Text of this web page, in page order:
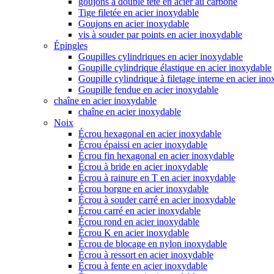
Tige filetée en acier inoxydable
Goujons en acier inoxydable
vis à souder par points en acier inoxydable
Épingles
Goupilles cylindriques en acier inoxydable
Goupille cylindrique élastique en acier inoxydable
Goupille cylindrique à filetage interne en acier
Goupille fendue en acier inoxydable
chaîne en acier inoxydable
chaîne en acier inoxydable
Noix
Écrou hexagonal en acier inoxydable
Écrou épaissi en acier inoxydable
Écrou fin hexagonal en acier inoxydable
Écrou à bride en acier inoxydable
Écrou à rainure en T en acier inoxydable
Écrou borgne en acier inoxydable
Écrou à souder carré en acier inoxydable
Écrou carré en acier inoxydable
Écrou rond en acier inoxydable
Écrou K en acier inoxydable
Écrou de blocage en nylon inoxydable
Écrou à ressort en acier inoxydable
Écrou à fente en acier inoxydable